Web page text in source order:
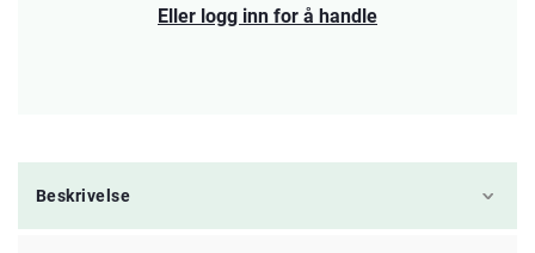
Eller logg inn for å handle
Beskrivelse